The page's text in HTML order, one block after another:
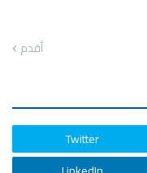
أقدم
Twitter